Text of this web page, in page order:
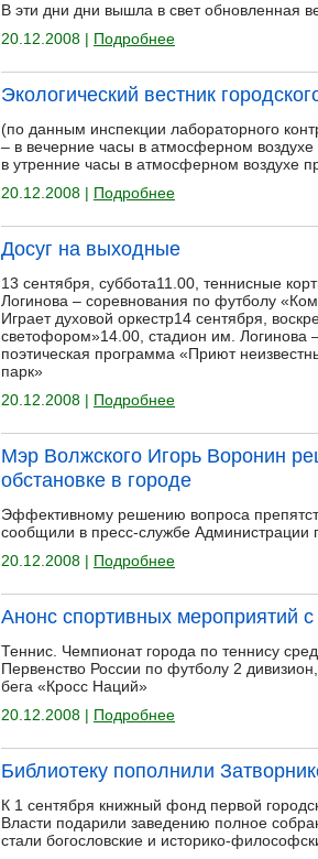
В эти дни дни вышла в свет обновленная
20.12.2008 | Подробнее
Экологический вестник
(по данным инспекции лабораторного
– в вечерние часы в атмосферном
в утренние часы в атмосферном воздухе
20.12.2008 | Подробнее
Досуг на выходные
13 сентября, суббота11.00, теннисные
Логинова – соревнования по футболу
Играет духовой оркестр14 сентября,
светофором»14.00, стадион им. Логинова
поэтическая программа «Приют
парк»
20.12.2008 | Подробнее
Мэр Волжского Игорь Воронин
обстановке в городе
Эффективному решению вопроса
сообщили в пресс-службе Администрации
20.12.2008 | Подробнее
Анонс спортивных мероприятий с
Теннис. Чемпионат города по теннису
Первенство России по футболу 2
бега «Кросс Наций»
20.12.2008 | Подробнее
Библиотеку пополнили
К 1 сентября книжный фонд первой
Власти подарили заведению полное
стали богословские и историко-